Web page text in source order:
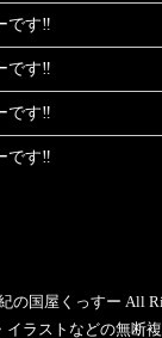
です‼️
です‼️
です‼️
です‼️
の国屋くっすー All
イラストなどの無断